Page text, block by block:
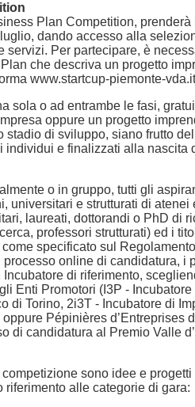
Plan Competition,
dando accesso alla
servizi. Per partecipare, è
che descriva un progetto
www.startcup-piemonte-
sola o ad entrambe le fasi,
oppure un progetto
stadio di sviluppo, siano frutto
individui e finalizzati alla nascita
o in gruppo, tutti gli
universitari e strutturati di atenei
laureati, dottorandi o PhD di
professori strutturati) ed i
specificato sul
online di candidatura, i
di riferimento,
Enti Promotori (I3P -
di Torino, 2i3T - Incubatore di
Pépinières d’Entreprises
di candidatura al Premio Valle
sono idee e progetti
riferimento alle categorie di gara: